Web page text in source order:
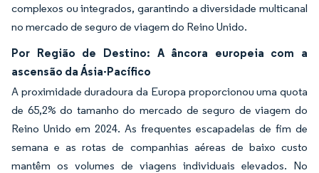
complexos ou integrados, garantindo a diversidade multicanal
no mercado de seguro de viagem do Reino Unido.
Por Região de Destino: A âncora europeia com a
ascensão da Ásia-Pacífico
A proximidade duradoura da Europa proporcionou uma quota
de 65,2% do tamanho do mercado de seguro de viagem do
Reino Unido em 2024. As frequentes escapadelas de fim de
semana e as rotas de companhias aéreas de baixo custo
mantêm os volumes de viagens individuais elevados. No